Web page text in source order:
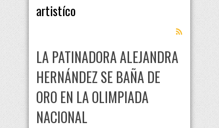
artistíco
LA PATINADORA ALEJANDRA
HERNÁNDEZ SE BAÑA DE
ORO EN LA OLIMPIADA
NACIONAL